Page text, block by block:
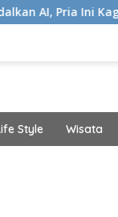
Kaget Idap
Style Wisata